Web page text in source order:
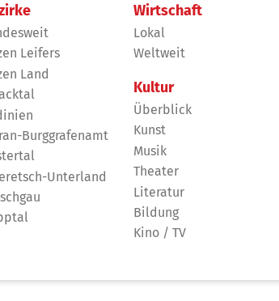
Leifers
Land
Burggrafenamt
Unterland
Wirtschaft
Lokal
Weltweit
Kultur
Überblick
Kunst
Musik
Theater
Literatur
Bildung
Kino / TV